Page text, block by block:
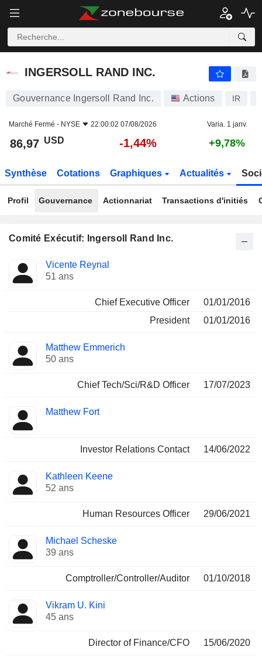
INGERSOLL RAND INC.
INGERSOLL RAND INC.
Gouvernance Ingersoll Rand Inc. Actions IR
Marché Fermé - NYSE 22:00:02 07/08/2026 Varia. 1 janv.
86,97 USD -1,44% +9,78%
Synthèse Cotations Graphiques Actualités
Profil Gouvernance Actionnariat Transactions d'initiés
Comité Exécutif: Ingersoll Rand Inc.
Dirigeant
Fonctions
occupées
Vicente Reynal
51 ans
Chief Executive Officer
01/01/2016
President
01/01/2016
Matthew Emmerich
50 ans
Chief Tech/Sci/R&D Officer 17/07/2023
Matthew Fort
Investor Relations Contact 14/06/2022
Kathleen Keene
52 ans
Human Resources Officer 29/06/2021
Michael Scheske
39 ans
Comptroller/Controller/Auditor 01/10/2018
Vikram U. Kini
45 ans
Director of Finance/CFO 15/06/2020